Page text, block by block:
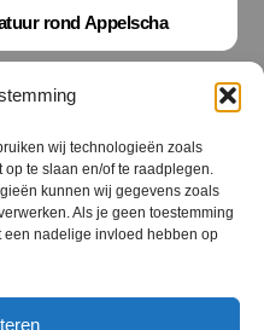
wij technologieën zoals
te slaan en/of te raadplegen.
kunnen wij gegevens zoals
Als je geen toestemming
een nadelige invloed hebben op
rond Appelscha
Terug
naar
boven